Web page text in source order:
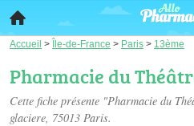
Accueil > Île-de-France > Paris > 13ème
Pharmacie du
Cette fiche présente "Pharmacie du
glaciere, 75013 Paris.